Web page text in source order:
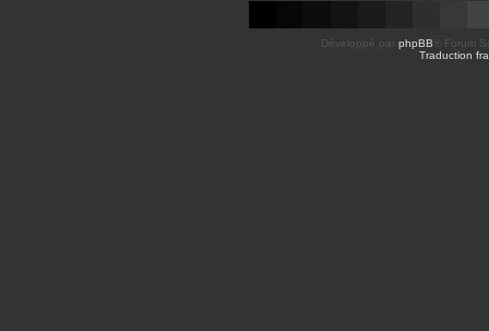
Développé par phpBB ® Forum
Traduction